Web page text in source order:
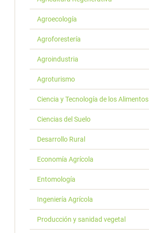
Agroecología
Agroforestería
Agroindustria
Agroturismo
Ciencia y Tecnología de los Alimentos
Ciencias del Suelo
Desarrollo Rural
Economía Agrícola
Entomología
Ingeniería Agrícola
Producción y sanidad vegetal